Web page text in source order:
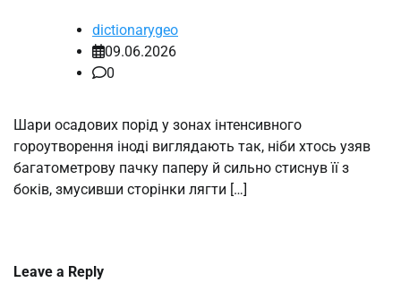
dictionarygeo
09.06.2026
0
Шари осадових порід у зонах інтенсивного
гороутворення іноді виглядають так, ніби хтось узяв
багатометрову пачку паперу й сильно стиснув її з
боків, змусивши сторінки лягти […]
Leave a Reply